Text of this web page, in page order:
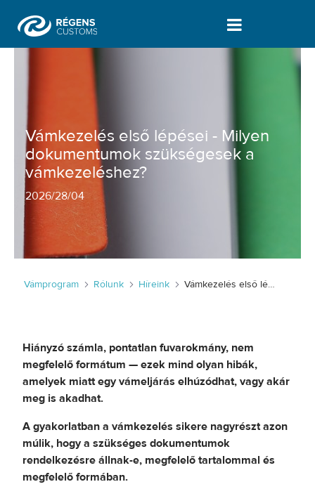
Vámkezelés első lépései - Milyen
Vámprogram Rólunk Híreink Vámkezelés első lépései - Milyen dokumentumok szükségesek a vámkezeléshez?
Vámkezelés első lépései - Milyen
dokumentumok szükségesek a
vámkezeléshez?
2026/28/04
Hiányzó számla, pontatlan fuvarokmány, nem
megfelelő formátum — ezek mind olyan hibák,
amelyek miatt egy vámeljárás elhúzódhat, vagy akár
meg is akadhat.
A gyakorlatban a vámkezelés sikere nagyrészt azon
múlik, hogy a szükséges dokumentumok
rendelkezésre állnak-e, megfelelő tartalommal és
megfelelő formában.